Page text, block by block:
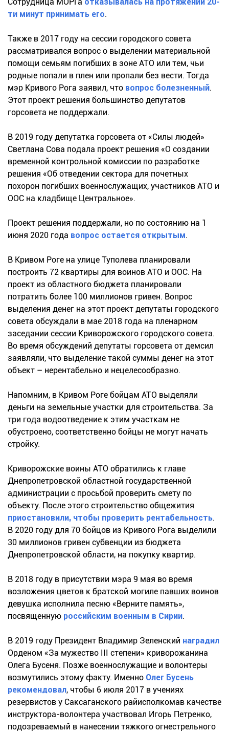
ти минут принимать его.
Также в 2017 году на сессии городского совета
рассматривался вопрос о выделении материальной
помощи семьям погибших в зоне АТО или тем, чьи
родные попали в плен или пропали без вести. Тогда
мэр Кривого Рога заявил, что вопрос болезненный.
Этот проект решения большинство депутатов
горсовета не поддержали.
В 2019 году депутатка горсовета от «Силы людей»
Светлана Сова подала проект решения «О создании
временной контрольной комиссии по разработке
решения «Об отведении сектора для почетных
похорон погибших военнослужащих, участников АТО и
ООС на кладбище Центральное».
Проект решения поддержали, но по состоянию на 1
июня 2020 года вопрос остается открытым.
В Кривом Роге на улице Туполева планировали
построить 72 квартиры для воинов АТО и ООС. На
проект из областного бюджета планировали
потратить более 100 миллионов гривен. Вопрос
выделения денег на этот проект депутаты городского
совета обсуждали в мае 2018 года на пленарном
заседании сессии Криворожского городского совета.
Во время обсуждений депутаты горсовета от демсил
заявляли, что выделение такой суммы денег на этот
объект – нерентабельно и нецелесообразно.
Напомним, в Кривом Роге бойцам АТО выделяли
деньги на земельные участки для строительства. За
три года водоотведение к этим участкам не
обустроено, соответственно бойцы не могут начать
стройку.
Криворожские воины АТО обратились к главе
Днепропетровской областной государственной
администрации с просьбой проверить смету по
объекту. После этого строительство общежития
приостановили, чтобы проверить рентабельность.
В 2020 году для 70 бойцов из Кривого Рога выделили
30 миллионов гривен субвенции из бюджета
Днепропетровской области, на покупку квартир.
В 2018 году в присутствии мэра 9 мая во время
возложения цветов к братской могиле павших воинов
девушка исполнила песню «Верните память»,
посвященную российским военным в Сирии.
В 2019 году Президент Владимир Зеленский наградил
Орденом «За мужество ІІІ степени» криворожанина
Олега Бусеня. Позже военнослужащие и волонтеры
возмутились этому факту. Именно Олег Бусень
рекомендовал, чтобы 6 июля 2017 в учениях
резервистов у Саксаганского райисполкомав качестве
инструктора-волонтера участвовал Игорь Петренко,
подозреваемый в нанесении тяжкого огнестрельного